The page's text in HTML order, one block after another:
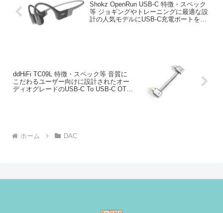
Shokz OpenRun USB-C 特徴・スペック
等 ジョギングやトレーニングに最適な設
計の人気モデルにUSB-C充電ポートを搭
ddHiFi TC09L 特徴・スペック等 音質に
こだわるユーザー向けに設計されたオー
ディオグレードのUSB-C To USB-C OTG
ホーム DAC